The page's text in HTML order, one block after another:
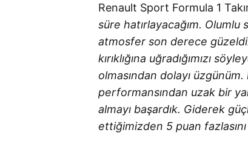
Renault Sport Formula 1
süre hatırlayacağım. Olumlu
atmosfer son derece
kırıklığına uğradığımızı
olmasından dolayı
performansından uzak bir
almayı başardık. Giderek
ettiğimizden 5 puan fazlasını